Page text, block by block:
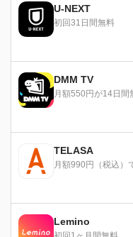
のよう
クスで
戦場
た。そ
て、共
る。彼
り立つ
豚”と
れるエ
ったは
U-NEXT
初回31日間無料
DMM TV
月額550円が14日間
TELASA
月額990円（税込）
Lemino